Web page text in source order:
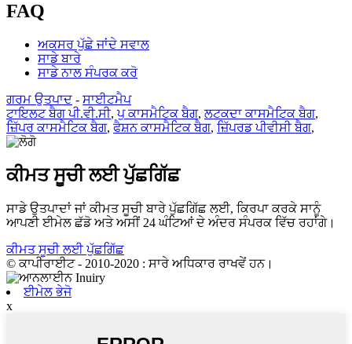
FAQ
ਅਕਸਰ ਪੁੱਛੇ ਜਾਂਦੇ ਸਵਾਲ
ਸਾਡੇ ਬਾਰੇ
ਸਾਡੇ ਨਾਲ ਸੰਪਰਕ ਕਰੋ
ਗਰਮ ਉਤਪਾਦ - ਸਾਈਟਮੈਪ
ਟਾਇਲਟ ਬੈਗ ਪੀ.ਵੀ.ਸੀ,ਪੁ ਕਾਸਮੈਟਿਕ ਬੈਗ,ਲਟਕਦਾ ਕਾਸਮੈਟਿਕ ਬੈਗ,
ਜ਼ਿੱਪਰ ਕਾਸਮੈਟਿਕ ਬੈਗ,ਫੈਸ਼ਨ ਕਾਸਮੈਟਿਕ ਬੈਗ, ਜ਼ਿੱਪਰਡ ਪੀਵੀਸੀ ਬੈਗ,
ਕੀਮਤ ਸੂਚੀ ਲਈ ਪੁੱਛਗਿੱਛ
ਸਾਡੇ ਉਤਪਾਦਾਂ ਜਾਂ ਕੀਮਤ ਸੂਚੀ ਬਾਰੇ ਪੁੱਛਗਿੱਛ ਲਈ, ਕਿਰਪਾ ਕਰਕੇ ਸਾਨੂੰ
ਆਪਣੀ ਈਮੇਲ ਛੱਡੋ ਅਤੇ ਅਸੀਂ 24 ਘੰਟਿਆਂ ਦੇ ਅੰਦਰ ਸੰਪਰਕ ਵਿੱਚ ਰਹਾਂਗੇ।
ਕੀਮਤ ਸੂਚੀ ਲਈ ਪੁੱਛਗਿੱਛ
© ਕਾਪੀਰਾਈਟ - 2010-2020 : ਸਾਰੇ ਅਧਿਕਾਰ ਰਾਖਵੇਂ ਹਨ।
ਈਮੇਲ ਭੇਜੋ
x